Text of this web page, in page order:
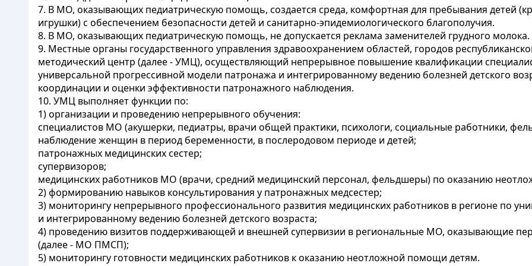
7. В МО, оказывающих педиатрическую помощь, создается среда, комфортная для пребывания детей
игрушки) с обеспечением безопасности детей и санитарно-эпидемиологического благополучия.
8. В МО, оказывающих педиатрическую помощь, не допускается реклама заменителей грудного молока.
9. Местные органы государственного управления здравоохранением областей, городов
методический центр (далее - УМЦ), осуществляющий непрерывное повышение квалификации
универсальной прогрессивной модели патронажа и интегрированному ведению болезней детского
координации и оценки эффективности патронажного наблюдения.
10. УМЦ выполняет функции по:
1) организации и проведению непрерывного обучения:
специалистов МО (акушерки, педиатры, врачи общей практики, психологи, социальные работники,
наблюдение женщин в период беременности, в послеродовом периоде и детей;
патронажных медицинских сестер;
супервизоров;
медицинских работников МО (врачи, средний медицинский персонал, фельдшеры) по оказанию
2) формированию навыков консультирования у патронажных медсестер;
3) мониторингу непрерывного профессионального развития медицинских работников в регионе по
и интегрированному ведению болезней детского возраста;
4) проведению визитов поддерживающей и внешней супервизии в региональные МО, оказывающие
(далее - МО ПМСП);
5) мониторингу готовности медицинских работников к оказанию неотложной помощи детям.